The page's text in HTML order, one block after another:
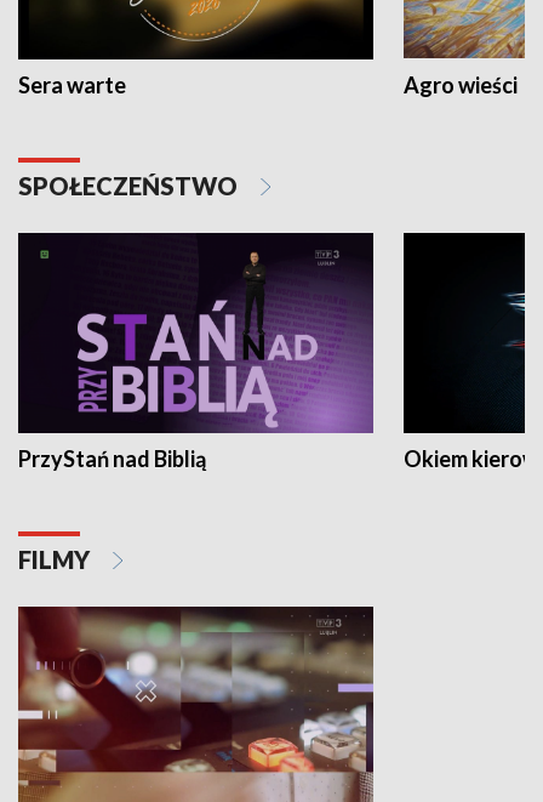
Sera warte Agro wieści
SPOŁECZEŃSTWO
PrzyStań nad Biblią Okiem
FILMY